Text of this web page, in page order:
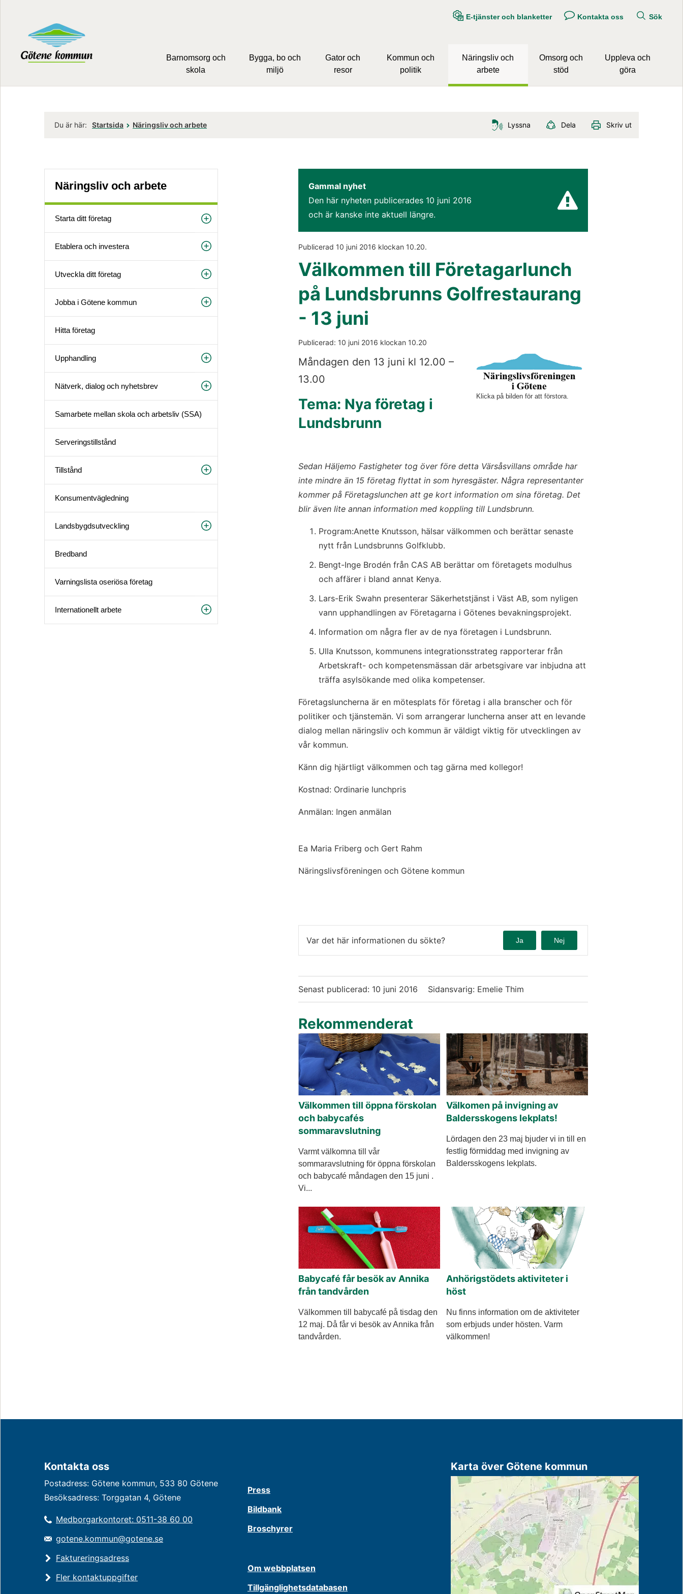
E-tjänster och blanketter Kontakta oss Sök
Barnomsorg och
skola
Bygga, bo och
miljö
Gator och
resor
Kommun och
politik
Näringsliv och
arbete
Omsorg och
stöd
Uppleva och
göra
Du är här: Startsida Näringsliv och arbete Lyssna Dela Skriv ut
Näringsliv och arbete
Starta ditt företag
Etablera och investera
Utveckla ditt företag
Jobba i Götene kommun
Hitta företag
Upphandling
Nätverk, dialog och nyhetsbrev
Samarbete mellan skola och arbetsliv (SSA)
Serveringstillstånd
Tillstånd
Konsument­vägledning
Landsbygds­utveckling
Bredband
Varningslista oseriösa företag
Internationellt arbete
Gammal nyhet
Den här nyheten publicerades 10 juni 2016
och är kanske inte aktuell längre.
Publicerad 10 juni 2016 klockan 10.20.
Välkommen till Företagarlunch
på Lundsbrunns Golfrestaurang
- 13 juni
Publicerad: 10 juni 2016 klockan 10.20
Klicka på bilden för att förstora.
Måndagen den 13 juni kl 12.00 –
13.00
Tema: Nya företag i
Lundsbrunn
Sedan Häljemo Fastigheter tog över före detta Värsåsvillans område har
inte mindre än 15 företag flyttat in som hyresgäster. Några representanter
kommer på Företagslunchen att ge kort information om sina företag. Det
blir även lite annan information med koppling till Lundsbrunn.
Program:Anette Knutsson, hälsar välkommen och berättar senaste
nytt från Lundsbrunns Golfklubb.
Bengt-Inge Brodén från CAS AB berättar om företagets modulhus
och affärer i bland annat Kenya.
Lars-Erik Swahn presenterar Säkerhetstjänst i Väst AB, som nyligen
vann upphandlingen av Företagarna i Götenes bevakningsprojekt.
Information om några fler av de nya företagen i Lundsbrunn.
Ulla Knutsson, kommunens integrationsstrateg rapporterar från
Arbetskraft- och kompetensmässan där arbetsgivare var inbjudna att
träffa asylsökande med olika kompetenser.
Företagsluncherna är en mötesplats för företag i alla branscher och för
politiker och tjänstemän. Vi som arrangerar luncherna anser att en levande
dialog mellan näringsliv och kommun är väldigt viktig för utvecklingen av
vår kommun.
Känn dig hjärtligt välkommen och tag gärna med kollegor!
Kostnad: Ordinarie lunchpris
Anmälan: Ingen anmälan
Ea Maria Friberg och Gert Rahm
Näringslivsföreningen och Götene kommun
Var det här informationen du sökte? Ja Nej
Senast publicerad: 10 juni 2016 Sidansvarig: Emelie Thim
Rekommenderat
Välkommen till öppna förskolan
och babycafés
sommaravslutning
Varmt välkomna till vår
sommaravslutning för öppna förskolan
och babycafé måndagen den 15 juni .
Vi...
Välkomen på invigning av
Baldersskogens lekplats!
Lördagen den 23 maj bjuder vi in till en
festlig förmiddag med invigning av
Baldersskogens lekplats.
Babycafé får besök av Annika
från tandvården
Välkommen till babycafé på tisdag den
12 maj. Då får vi besök av Annika från
tandvården.
Anhörigstödets aktiviteter i
höst
Nu finns information om de aktiviteter
som erbjuds under hösten. Varm
välkommen!
Kontakta oss
Postadress: Götene kommun, 533 80 Götene
Besöksadress: Torggatan 4, Götene
Medborgarkontoret: 0511-38 60 00
gotene.kommun@gotene.se
Faktureringsadress
Fler kontaktuppgifter
Press
Bildbank
Broschyrer
Om webbplatsen
Tillgänglighetsdatabasen
Karta över Götene kommun